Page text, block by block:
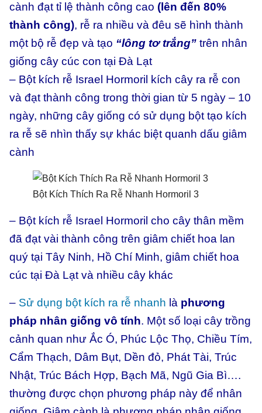
cành đạt tỉ lệ thành công cao (lên đến 80%
thành công), rễ ra nhiều và đêu sẽ hình thành
một bộ rễ đẹp và tạo “lông tơ trắng” trên nhân
giống cây cúc con tại Đà Lạt
– Bột kích rễ Israel Hormoril kích cây ra rễ con
và đạt thành công trong thời gian từ 5 ngày – 10
ngày, những cây giống có sử dụng bột tạo kích
ra rễ sẽ nhìn thấy sự khác biệt quanh dấu giâm
cành
Bột Kích Thích Ra Rễ Nhanh Hormoril 3
– Bột kích rễ Israel Hormoril cho cây thân mềm
đã đạt vài thành công trên giâm chiết hoa lan
quý tại Tây Ninh, Hồ Chí Minh, giâm chiết hoa
cúc tại Đà Lạt và nhiều cây khác
– Sử dụng bột kích ra rễ nhanh là phương
pháp nhân giống vô tính. Một số loại cây trồng
cảnh quan như Ắc Ó, Phúc Lộc Thọ, Chiều Tím,
Cẩm Thạch, Dâm Bụt, Dền đỏ, Phát Tài, Trúc
Nhật, Trúc Bách Hợp, Bạch Mã, Ngũ Gia Bì….
thường được chọn phương pháp này để nhân